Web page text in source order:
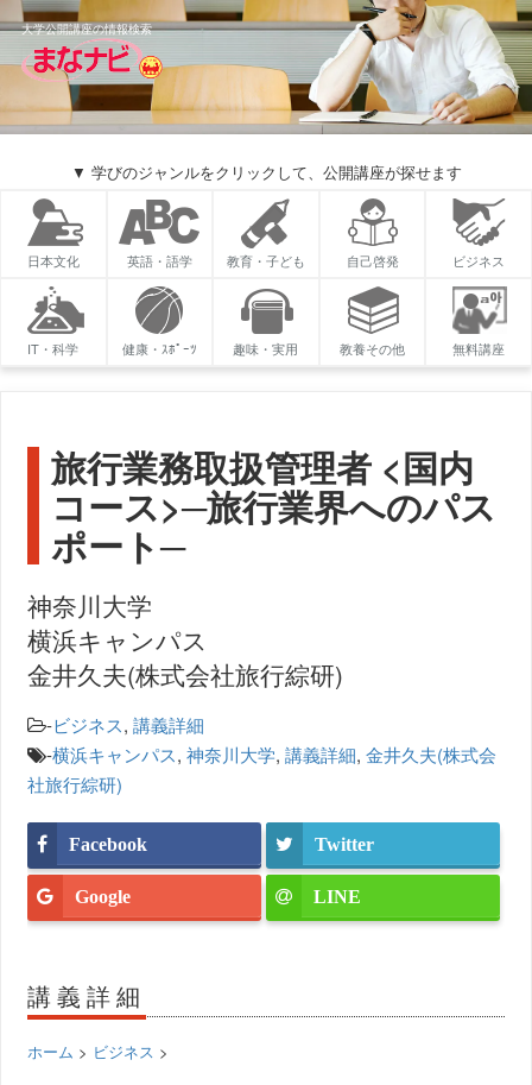
大学公開講座の情報検索
▼ 学びのジャンルをクリックして、公開講座が探せます
日本文化 英語・語学 教育・子ども 自己啓発 ビジネス
IT・科学 健康・ｽﾎﾟｰﾂ 趣味・実用 教養その他 無料講座
旅行業務取扱管理者 <国内
コース>─旅行業界へのパス
ポート─
神奈川大学
横浜キャンパス
金井久夫(株式会社旅行綜研)
-ビジネス,講義詳細
-横浜キャンパス,神奈川大学,講義詳細,金井久夫(株式会
社旅行綜研)
Facebook Twitter
Google LINE
講義詳細
ホーム > ビジネス >